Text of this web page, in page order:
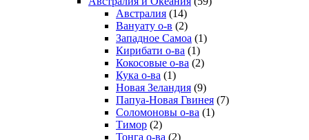
Австралия (14)
Вануату о-в (2)
Западное Самоа (1)
Кирибати о-ва (1)
Кокосовые о-ва (2)
Кука о-ва (1)
Новая Зеландия (9)
Папуа-Новая Гвинея (7)
Соломоновы о-ва (1)
Тимор (2)
Тонга о-ва (2)